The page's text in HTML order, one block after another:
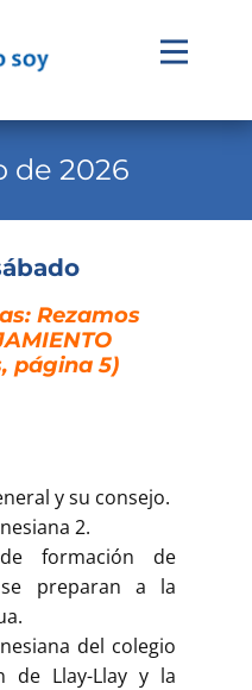
de 2026
Rezamos
página 5)
y su consejo.
2.
formación de
preparan a la
del colegio
de Llay-Llay y la